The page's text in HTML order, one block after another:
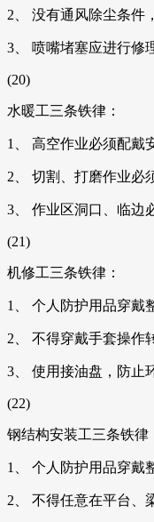
2、 没有通风除尘条件
3、 喷嘴堵塞应进行修
(20)
水暖工三条铁律：
1、 高空作业必须配戴
2、 切割、打磨作业必
3、 作业区洞口、临边
(21)
机修工三条铁律：
1、 个人防护用品穿戴
2、 不得穿戴手套操作
3、 使用接油盘，防止
(22)
钢结构安装工三条铁律
1、 个人防护用品穿戴
2、 不得任意在平台、